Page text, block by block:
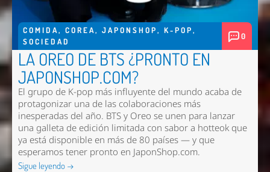
COMIDA, COREA, JAPONSHOP, K-POP,
SOCIEDAD
0
LA OREO DE BTS ¿PRONTO EN
JAPONSHOP.COM?
El grupo de K-pop más influyente del mundo acaba de
protagonizar una de las colaboraciones más
inesperadas del año. BTS y Oreo se unen para lanzar
una galleta de edición limitada con sabor a hotteok que
ya está disponible en más de 80 países — y que
esperamos tener pronto en JaponShop.com.
Sigue leyendo →